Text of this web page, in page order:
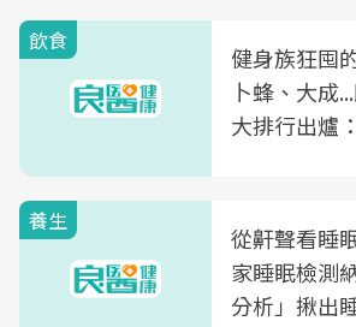
飲食
健身族狂囤
卜蜂、大成
大排行出爐
養生
從鼾聲看睡
家睡眠檢測
分析」揪出